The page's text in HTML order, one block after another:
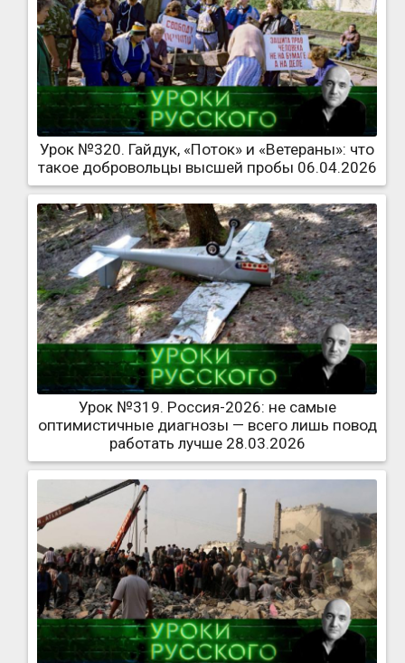
Урок №320. Гайдук, «Поток» и «Ветераны»: что
такое добровольцы высшей пробы 06.04.2026
Урок №319. Россия-2026: не самые
оптимистичные диагнозы — всего лишь повод
работать лучше 28.03.2026